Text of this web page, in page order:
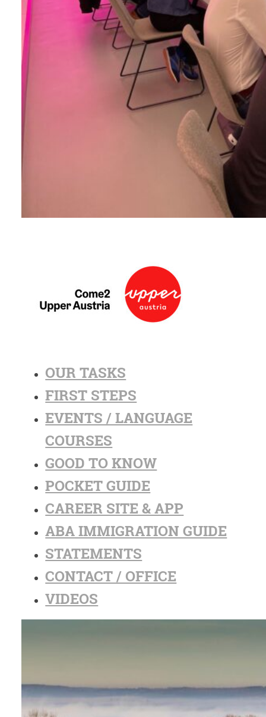
OUR TASKS
FIRST STEPS
EVENTS / LANGUAGE
COURSES
GOOD TO KNOW
POCKET GUIDE
CAREER SITE & APP
ABA IMMIGRATION GUIDE
STATEMENTS
CONTACT / OFFICE
VIDEOS